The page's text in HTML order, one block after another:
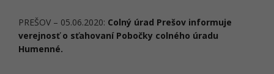
PREŠOV – 05.06.2020: Colný úrad Prešov informuje
verejnosť o sťahovaní Pobočky colného úradu
Humenné.